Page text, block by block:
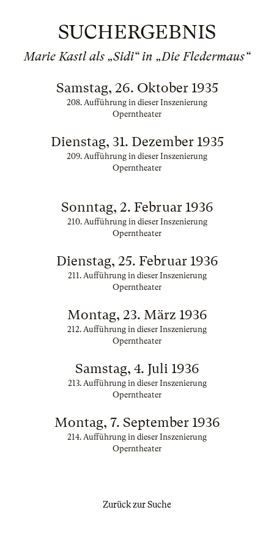
SUCHERGEBNIS
Marie Kastl als „Sidi“ in „Die Fledermaus“
Samstag, 26. Oktober 1935
208. Aufführung in dieser Inszenierung
Operntheater
Dienstag, 31. Dezember 1935
209. Aufführung in dieser Inszenierung
Operntheater
Sonntag, 2. Februar 1936
210. Aufführung in dieser Inszenierung
Operntheater
Dienstag, 25. Februar 1936
211. Aufführung in dieser Inszenierung
Operntheater
Montag, 23. März 1936
212. Aufführung in dieser Inszenierung
Operntheater
Samstag, 4. Juli 1936
213. Aufführung in dieser Inszenierung
Operntheater
Montag, 7. September 1936
214. Aufführung in dieser Inszenierung
Operntheater
Zurück zur Suche